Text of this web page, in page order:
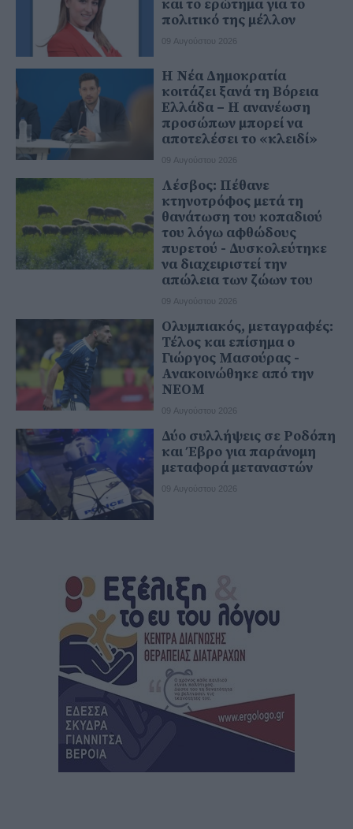
και το ερώτημα για το
πολιτικό της μέλλον
09 Αυγούστου 2026
Η Νέα Δημοκρατία
κοιτάζει ξανά τη Βόρεια
Ελλάδα – Η ανανέωση
προσώπων μπορεί να
αποτελέσει το «κλειδί»
09 Αυγούστου 2026
Λέσβος: Πέθανε
κτηνοτρόφος μετά τη
θανάτωση του κοπαδιού
του λόγω αφθώδους
πυρετού - Δυσκολεύτηκε
να διαχειριστεί την
απώλεια των ζώων του
09 Αυγούστου 2026
Ολυμπιακός, μεταγραφές:
Τέλος και επίσημα ο
Γιώργος Μασούρας -
Ανακοινώθηκε από την
ΝΕΟΜ
09 Αυγούστου 2026
Δύο συλλήψεις σε Ροδόπη
και Έβρο για παράνομη
μεταφορά μεταναστών
09 Αυγούστου 2026